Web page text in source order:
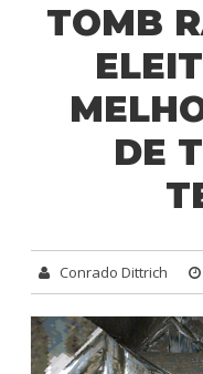
TOMB
DE
Conrado Dittrich